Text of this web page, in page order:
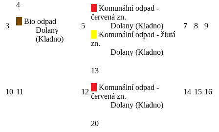
3
4
Bio odpad
Dolany
(Kladno)
5
Komunální odpad -
červená zn.
Dolany (Kladno)
Komunální odpad - žlutá
zn.
Dolany (Kladno)
7 8 9
10 11 12
13
Komunální odpad -
červená zn.
Dolany (Kladno)
14 15 16
20